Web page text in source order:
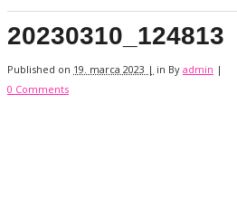
20230310_124813
Published on 19. marca 2023 | in By admin |
0 Comments